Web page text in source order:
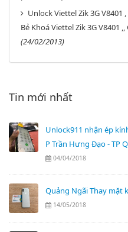
Unlock Viettel Zik 3G V8401
Bẻ Khoá Viettel Zik 3G V8401
(24/02/2013)
Tin mới nhất
Unlock911 nhận ép
P Trần Hưng Đạo - TP
04/04/2018
Quảng Ngãi Thay mặt
14/05/2018